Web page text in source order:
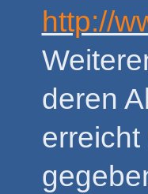
http://
deren